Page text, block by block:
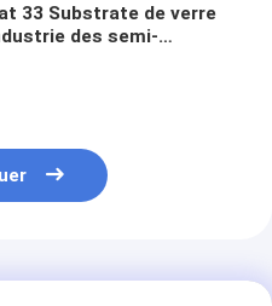
33 Substrate de verre
des semi-